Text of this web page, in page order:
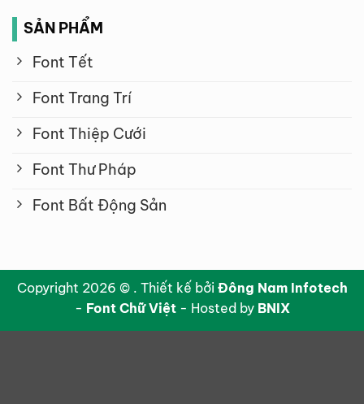
SẢN PHẨM
Font Tết
Font Trang Trí
Font Thiệp Cưới
Font Thư Pháp
Font Bất Động Sản
Copyright 2026 © . Thiết kế bởi Đông Nam Infotech
- Font Chữ Việt- Hosted by BNIX